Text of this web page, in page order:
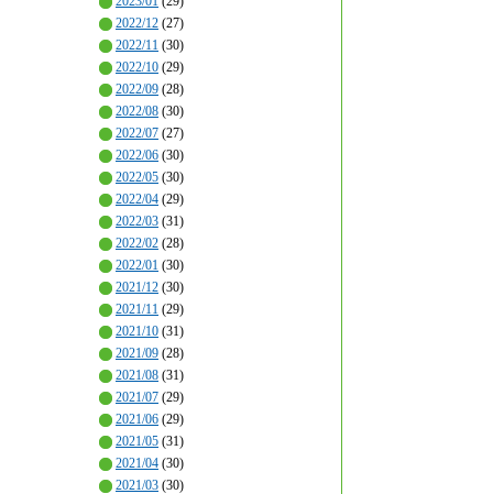
2022/12 (27)
2022/11 (30)
2022/10 (29)
2022/09 (28)
2022/08 (30)
2022/07 (27)
2022/06 (30)
2022/05 (30)
2022/04 (29)
2022/03 (31)
2022/02 (28)
2022/01 (30)
2021/12 (30)
2021/11 (29)
2021/10 (31)
2021/09 (28)
2021/08 (31)
2021/07 (29)
2021/06 (29)
2021/05 (31)
2021/04 (30)
2021/03 (30)